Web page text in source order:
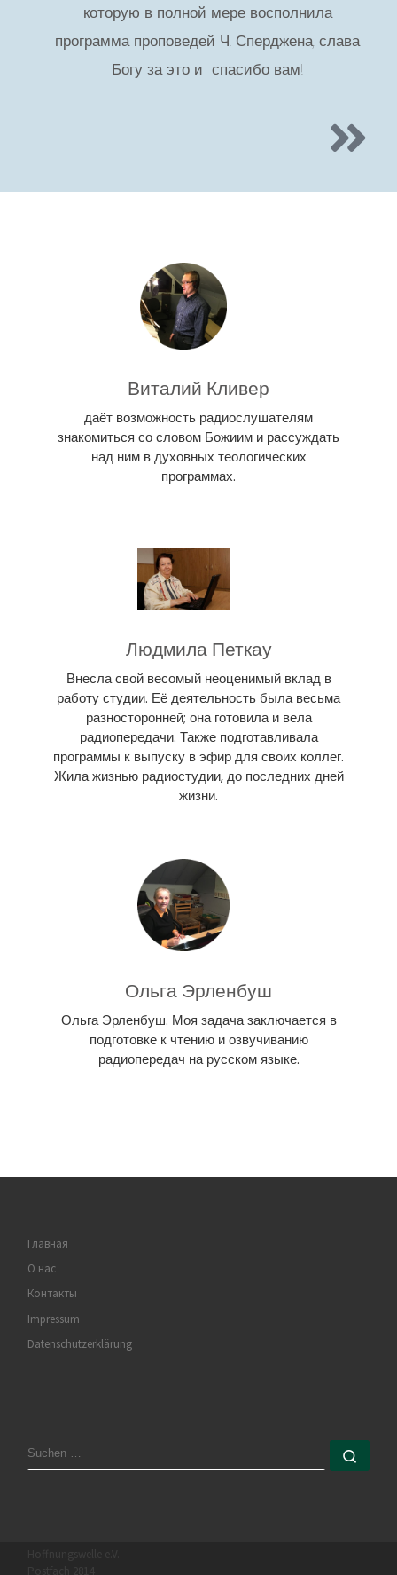
которую в полной мере восполнила
программа проповедей Ч. Сперджена, слава
Богу за это и спасибо вам!
Виталий Кливер
даёт возможность радиослушателям
знакомиться со словом Божиим и рассуждать
над ним в духовных теологических
программах.
Людмила Петкау
Внесла свой весомый неоценимый вклад в
работу студии. Её деятельность была весьма
разносторонней; она готовила и вела
радиопередачи. Также подготавливала
программы к выпуску в эфир для своих коллег.
Жила жизнью радиостудии, до последних дней
жизни.
Ольга Эрленбуш
Ольга Эрленбуш. Моя задача заключается в
подготовке к чтению и озвучиванию
радиопередач на русском языке.
Главная
О нас
Контакты
Impressum
Datenschutzerklärung